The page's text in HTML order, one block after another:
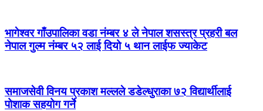
भागेश्वर गाँउपालिका वडा नंम्बर ४ ले नेपाल शसस्त्र प्रहरी बल
नेपाल गुल्म नंम्बर ५२ लाई दियो ५ थान लाईफ ज्याकेट
समाजसेवी विनय प्रकाश मल्लले डडेल्धुराका ७२ विद्यार्थीलाई
पोशाक सहयोग गर्ने